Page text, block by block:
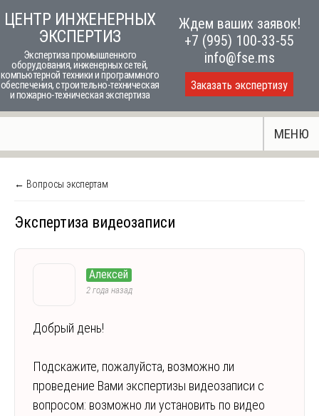
to
content
ЦЕНТР ИНЖЕНЕРНЫХ
ЭКСПЕРТИЗ
Экспертиза промышленного
оборудования, инженерных сетей,
компьютерной техники и программного
обеспечения, строительно-техническая
и пожарно-техническая экспертиза
Ждем ваших заявок!
+7 (995) 100-33-55
info@fse.ms
Заказать экспертизу
МЕНЮ
← Вопросы экспертам
Экспертиза видеозаписи
Алексей
2 года назад
Добрый день!
Подскажите, пожалуйста, возможно ли
проведение Вами экспертизы видеозаписи с
вопросом: возможно ли установить по видео